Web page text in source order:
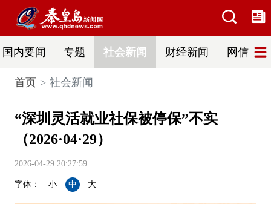
国内要闻 专题 社会新闻 财经新闻 网信普法
首页 社会新闻
“深圳灵活就业社保被停保”不实
（2026·04·29）
2026-04-29 20:27:59
字体： 小 中 大